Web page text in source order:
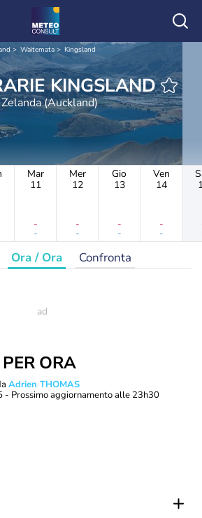
Waitemata Kingsland
METEO ORARIE KINGSLAND
(Auckland)
Mar
11
-
-
Mer
12
-
-
Gio
13
-
-
Ven
14
-
-
Ora / Ora Confronta
ORA
Adrien THOMAS
- Prossimo aggiornamento alle 23h30